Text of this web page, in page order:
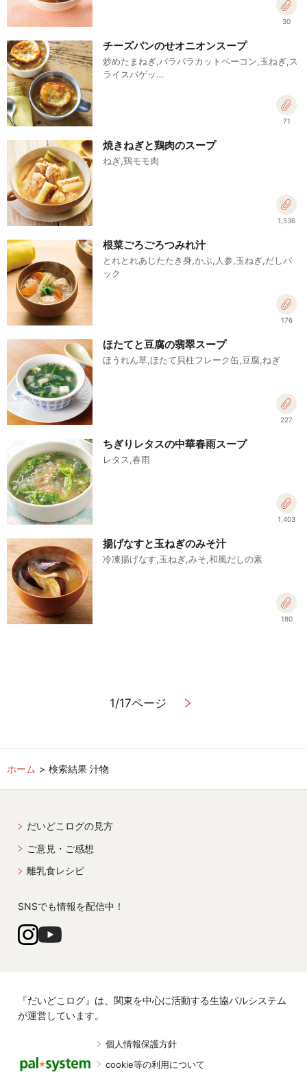
30
チーズパンのせオニオンスープ
炒めたまねぎ,パラパラカットベーコン,玉ねぎ,ス
ライスバゲッ…
71
焼きねぎと鶏肉のスープ
ねぎ,鶏モモ肉
1,536
根菜ごろごろつみれ汁
とれとれあじたたき身,かぶ,人参,玉ねぎ,だしパ
ック
176
ほたてと豆腐の翡翠スープ
ほうれん草,ほたて貝柱フレーク缶,豆腐,ねぎ
227
ちぎりレタスの中華春雨スープ
レタス,春雨
1,403
揚げなすと玉ねぎのみそ汁
冷凍揚げなす,玉ねぎ,みそ,和風だしの素
180
1/17ページ
ホーム 検索結果 汁物
だいどこログの見方
ご意見・ご感想
離乳食レシピ
SNSでも情報を配信中！
『だいどこログ』は、関東を中心に活動する生協パルシステム
が運営しています。
個人情報保護方針
cookie等の利用について